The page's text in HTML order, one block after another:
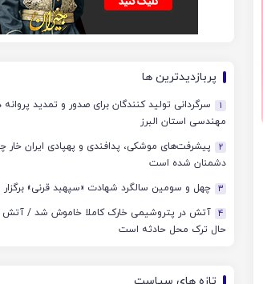
پربازدیدترین ها
1
سرگردانی تولید کنندگان برای صدور و تمدید پروانه
مهندسی استان البرز
2
پیشرفت‌های موشکی، پدافندی و پهپادی ایران خار
دشمنان شده است
3 چهل‌ و سومین سالگرد شهادت «سپهبد قرنی»
4 آتش در پتروشیمی خارک کاملا خاموش شد / آتش
حال ترک محل حادثه است